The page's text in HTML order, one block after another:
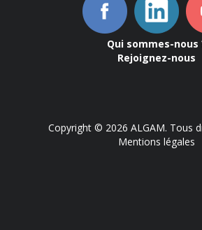
Qui sommes-nous
Rejoignez-nous
Copyright © 2026 ALGAM. Tous
Mentions légales